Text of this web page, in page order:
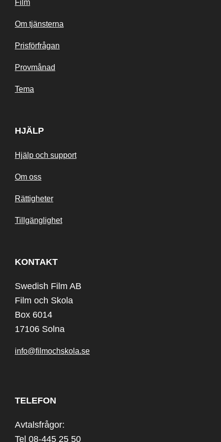
Film
Om tjänsterna
Prisförfrågan
Provmånad
Tema
HJÄLP
Hjälp och support
Om oss
Rättigheter
Tillgänglighet
KONTAKT
Swedish Film AB
Film och Skola
Box 6014
17106 Solna
info@filmochskola.se
TELEFON
Avtalsfrågor:
Tel 08-445 25 50